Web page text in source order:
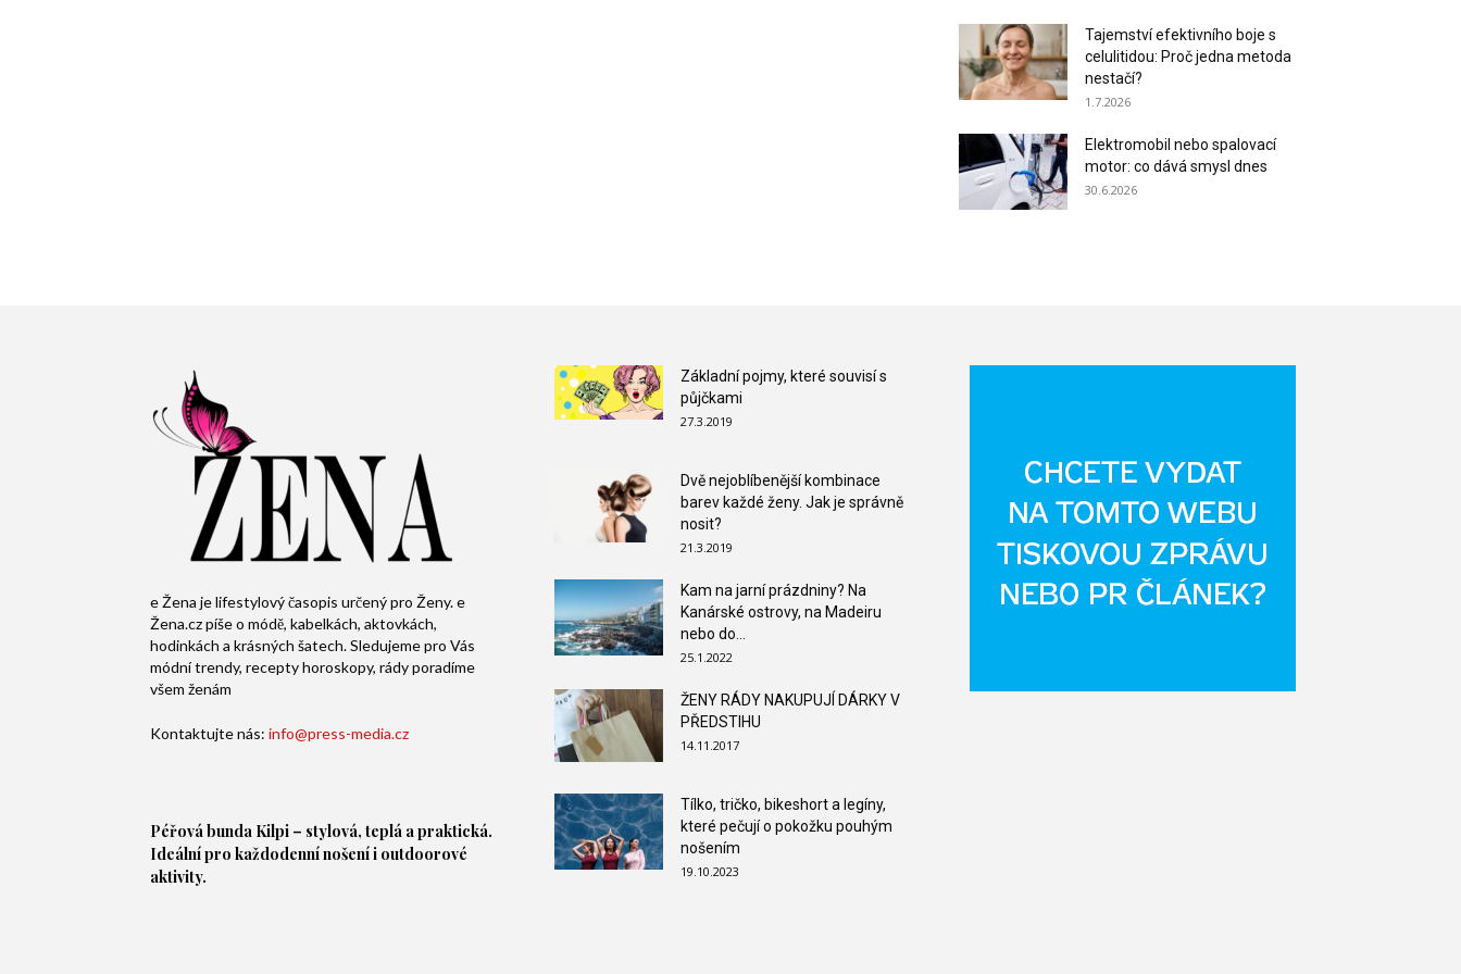
Tajemství efektivního boje s
celulitidou: Proč jedna metoda
nestačí?
1.7.2026
Elektromobil nebo spalovací
motor: co dává smysl dnes
30.6.2026
e Žena je lifestylový časopis určený pro Ženy. e
Žena.cz píše o módě, kabelkách, aktovkách,
hodinkách a krásných šatech. Sledujeme pro Vás
módní trendy, recepty horoskopy, rády poradíme
všem ženám
Kontaktujte nás: info@press-media.cz
Péřová bunda Kilpi – stylová, teplá a praktická.
Ideální pro každodenní nošení i outdoorové
aktivity.
Základní pojmy, které souvisí s
půjčkami
27.3.2019
Dvě nejoblíbenější kombinace
barev každé ženy. Jak je správně
nosit?
21.3.2019
Kam na jarní prázdniny? Na
Kanárské ostrovy, na Madeiru
nebo do...
25.1.2022
ŽENY RÁDY NAKUPUJÍ DÁRKY V
PŘEDSTIHU
14.11.2017
Tílko, tričko, bikeshort a legíny,
které pečují o pokožku pouhým
nošením
19.10.2023